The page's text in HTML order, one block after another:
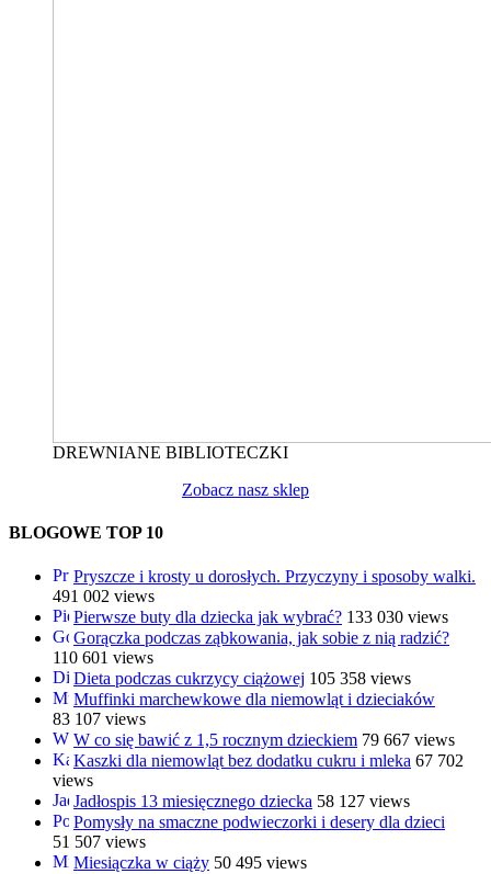
DREWNIANE BIBLIOTECZKI
Zobacz nasz sklep
BLOGOWE TOP 10
Pryszcze i krosty u dorosłych. Przyczyny i sposoby walki.
491 002 views
Pierwsze buty dla dziecka jak wybrać? 133 030 views
Gorączka podczas ząbkowania, jak sobie z nią radzić?
110 601 views
Dieta podczas cukrzycy ciążowej 105 358 views
Muffinki marchewkowe dla niemowląt i dzieciaków
83 107 views
W co się bawić z 1,5 rocznym dzieckiem 79 667 views
Kaszki dla niemowląt bez dodatku cukru i mleka 67 702
views
Jadłospis 13 miesięcznego dziecka 58 127 views
Pomysły na smaczne podwieczorki i desery dla dzieci
51 507 views
Miesiączka w ciąży 50 495 views